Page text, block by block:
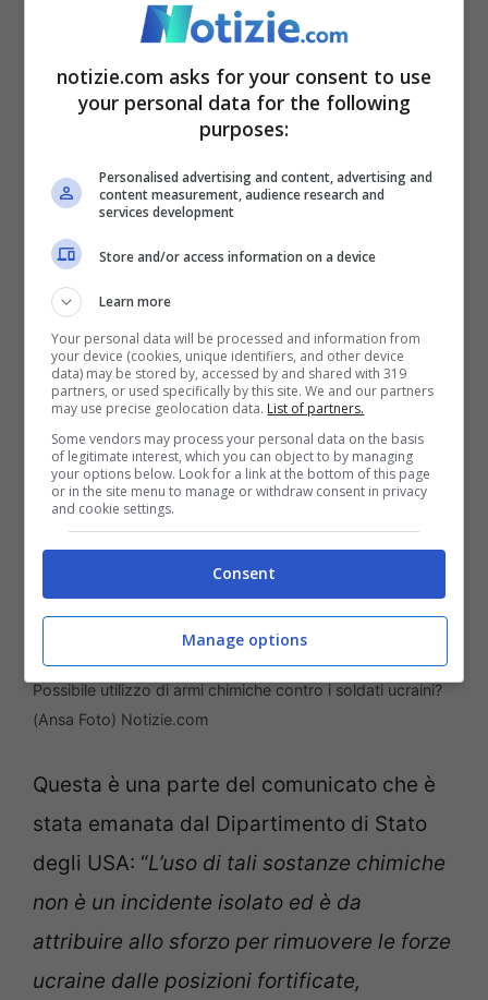
chimiche. Non si tratta affatto della prima
Allo stesso tempo, però, la Russia ci ha
sempre tenuto a ribadire di non aver mai
fatto uso di questo tipo di armi, tanto da
respingere le accuse. Fino a questo
momento, però, non è arrivato ancora
nessun comunicato da parte del ministero
russo sulle pesanti accuse americane.
Possibile utilizzo di armi chimiche contro i soldati ucraini?
(Ansa Foto) Notizie.com
Questa è una parte del comunicato che è
stata emanata dal Dipartimento di Stato
degli USA: “L’uso di tali sostanze chimiche
non è un incidente isolato ed è da
attribuire allo sforzo per rimuovere le forze
ucraine dalle posizioni fortificate,
notizie.com asks for your consent to use
your personal data for the following
purposes:
Personalised advertising and content, advertising and
content measurement, audience research and
services development
Store and/or access information on a device
Learn more
Your personal data will be processed and information from
your device (cookies, unique identifiers, and other device
data) may be stored by, accessed by and shared with 319
partners, or used specifically by this site. We and our partners
may use precise geolocation data. List of partners.
Some vendors may process your personal data on the basis
of legitimate interest, which you can object to by managing
your options below. Look for a link at the bottom of this page
or in the site menu to manage or withdraw consent in privacy
and cookie settings.
Consent
Manage options